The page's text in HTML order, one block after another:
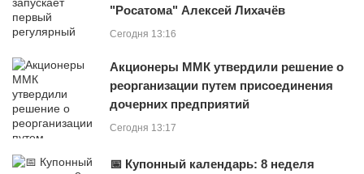
"Росатома" Алексей Лихачёв
Сегодня 13:16
Акционеры ММК утвердили решение о
реорганизации путем присоединения
дочерних предприятий
Сегодня 13:17
📅 Купонный календарь: 8 неделя